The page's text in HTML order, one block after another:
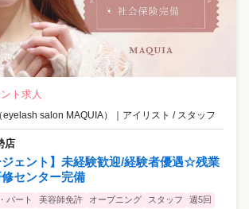
ト求人
salon MAQUIA） ｜ アイリスト / スタッフ
店
ジェント】未経験歓迎/経験者優遇☆残業
センター完備
パート 美容師免許 オープニング スタッフ 週5回